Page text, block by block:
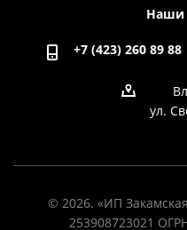
Наши
+7 (423) 260 89 88
ул.
© 2026. «ИП
253908723021